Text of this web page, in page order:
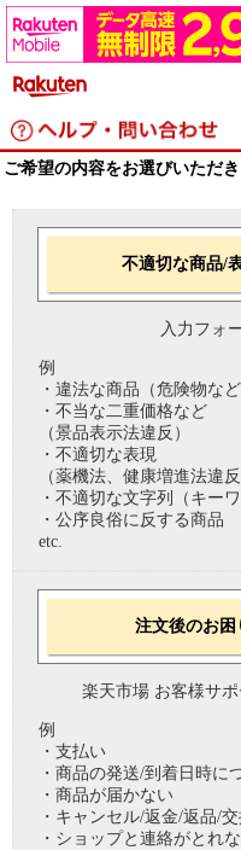
ご希望の内容をお選びいただ
不適切な商品/
入力フォ
例
・違法な商品（危険物など
・不当な二重価格など
（景品表示法違反）
・不適切な表現
（薬機法、健康増進法違反
・不適切な文字列（キーワ
・公序良俗に反する商品
etc.
注文後のお
楽天市場 お客様サポ
例
・支払い
・商品の発送/到着日時に
・商品が届かない
・キャンセル/返金/返品/
・ショップと連絡がとれ